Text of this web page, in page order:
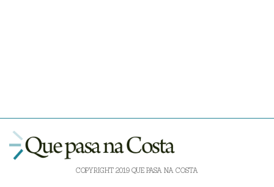
COPYRIGHT 2019 QUE PASA NA COSTA